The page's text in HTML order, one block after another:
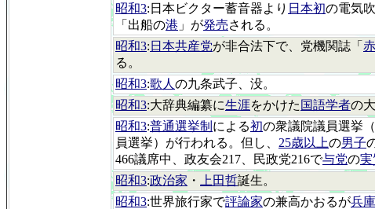
昭和3:日本ビクター蓄音器より 日本初の電気
「出船の港 」が発売される。
昭和3: 日本共産党が非合法下で、党機関誌「
る。
昭和3:歌人 の九条武子、没。
昭和3:大辞典編纂に生涯をかけた 国語学者の
昭和3:普通選挙制 による初の衆議院議員選挙
員選挙）が行われる。但し、 25歳以上の男子
466議席中、政友会217、民政党216で与党の実
昭和3:政治家 ・ 上田哲誕生。
昭和3:世界旅行家で評論家の兼高かおるが兵